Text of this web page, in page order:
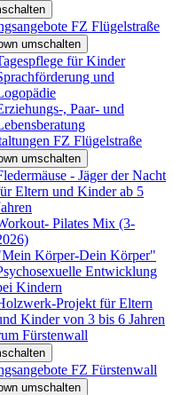
FZ Flügelstraße
umschalten
für Kinder
und
, Paar- und
FZ Flügelstraße
umschalten
- Jäger der Nacht
Eltern und Kinder ab 5
Pilates Mix (3-
Körper-Dein Körper"
Entwicklung
Kindern
Projekt für Eltern
Kinder von 3 bis 6 Jahren
Fürstenwall
FZ Fürstenwall
umschalten